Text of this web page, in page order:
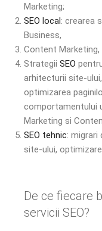
Marketing;
SEO local: crearea
Business,
Content
Strategii SEO
arhitecturii site-
optimizarea
comportamentului
Marketing si
SEO tehnic: migrari
site-ului,
De ce fiecare
servicii SEO?